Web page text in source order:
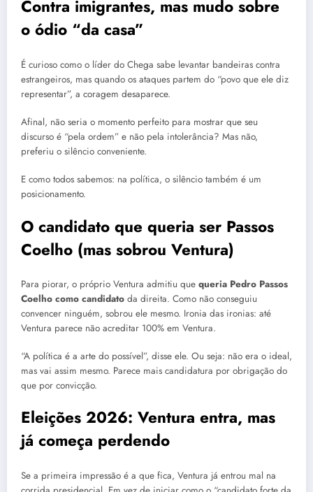
Contra imigrantes, mas mudo sobre
o ódio “da casa”
É curioso como o líder do Chega sabe levantar bandeiras contra
estrangeiros, mas quando os ataques partem do “povo que ele diz
representar”, a coragem desaparece.
Afinal, não seria o momento perfeito para mostrar que seu
discurso é “pela ordem” e não pela intolerância? Mas não,
preferiu o silêncio conveniente.
E como todos sabemos: na política, o silêncio também é um
posicionamento.
O candidato que queria ser Passos
Coelho (mas sobrou Ventura)
Para piorar, o próprio Ventura admitiu que queria Pedro Passos
Coelho como candidato da direita. Como não conseguiu
convencer ninguém, sobrou ele mesmo. Ironia das ironias: até
Ventura parece não acreditar 100% em Ventura.
“A política é a arte do possível”, disse ele. Ou seja: não era o ideal,
mas vai assim mesmo. Parece mais candidatura por obrigação do
que por convicção.
Eleições 2026: Ventura entra, mas
já começa perdendo
Se a primeira impressão é a que fica, Ventura já entrou mal na